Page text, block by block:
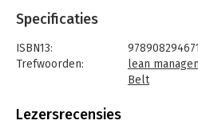
aandacht voor de praktisch
met veel voorbeelden, oefeningen
boek kan de lezer zich
vaardigheden eigen maken die
van de 21e eeuw'. Het gebruik van
worden besteed aan het oefenen
Specificaties
ISBN13:
Trefwoorden:
lean
Belt
Bindwijze:
Lezersrecensies